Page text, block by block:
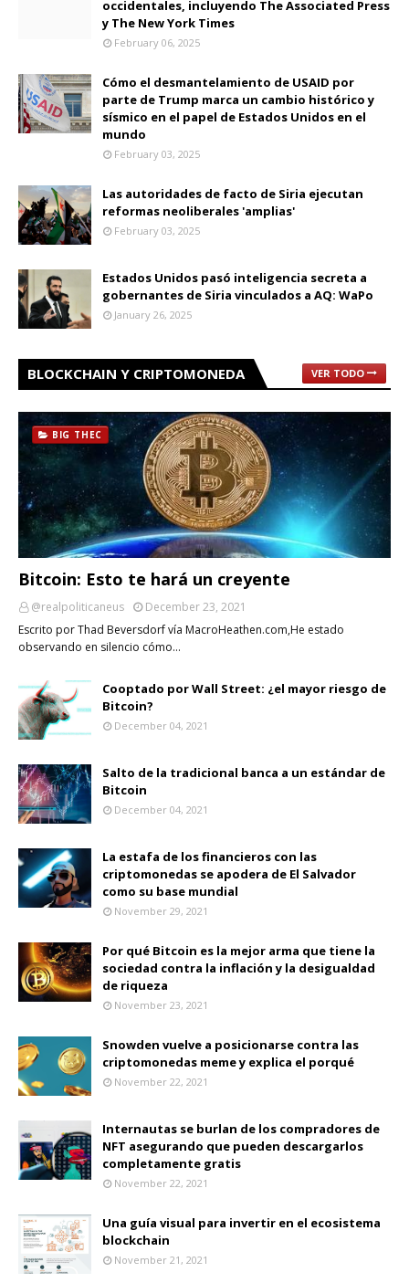
occidentales, incluyendo The Associated Press
y The New York Times
February 06, 2025
Cómo el desmantelamiento de USAID por
parte de Trump marca un cambio histórico y
sísmico en el papel de Estados Unidos en el
mundo
February 03, 2025
Las autoridades de facto de Siria ejecutan
reformas neoliberales 'amplias'
February 03, 2025
Estados Unidos pasó inteligencia secreta a
gobernantes de Siria vinculados a AQ: WaPo
January 26, 2025
BLOCKCHAIN Y CRIPTOMONEDA VER TODO
BIG THEC
Bitcoin: Esto te hará un creyente
@realpoliticaneus
December 23, 2021
Escrito por Thad Beversdorf vía MacroHeathen.com,He estado
observando en silencio cómo…
Cooptado por Wall Street: ¿el mayor riesgo de
Bitcoin?
December 04, 2021
Salto de la tradicional banca a un estándar de
Bitcoin
December 04, 2021
La estafa de los financieros con las
criptomonedas se apodera de El Salvador
como su base mundial
November 29, 2021
Por qué Bitcoin es la mejor arma que tiene la
sociedad contra la inflación y la desigualdad
de riqueza
November 23, 2021
Snowden vuelve a posicionarse contra las
criptomonedas meme y explica el porqué
November 22, 2021
Internautas se burlan de los compradores de
NFT asegurando que pueden descargarlos
completamente gratis
November 22, 2021
Una guía visual para invertir en el ecosistema
blockchain
November 21, 2021